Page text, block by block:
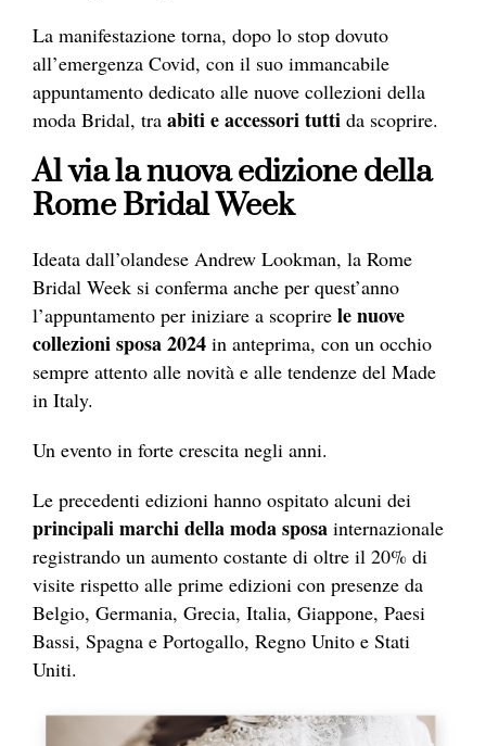
La manifestazione torna, dopo lo stop dovuto
all’emergenza Covid, con il suo immancabile
appuntamento dedicato alle nuove collezioni della
moda Bridal, tra abiti e accessori tutti da scoprire.
Al via la nuova edizione della
Rome Bridal Week
Ideata dall’olandese Andrew Lookman, la Rome
Bridal Week si conferma anche per quest’anno
l’appuntamento per iniziare a scoprire le nuove
collezioni sposa 2024 in anteprima, con un occhio
sempre attento alle novità e alle tendenze del Made
in Italy.
Un evento in forte crescita negli anni.
Le precedenti edizioni hanno ospitato alcuni dei
principali marchi della moda sposa internazionale
registrando un aumento costante di oltre il 20% di
visite rispetto alle prime edizioni con presenze da
Belgio, Germania, Grecia, Italia, Giappone, Paesi
Bassi, Spagna e Portogallo, Regno Unito e Stati
Uniti.